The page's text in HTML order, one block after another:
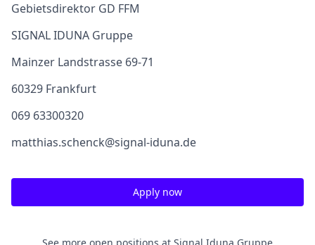
Gebietsdirektor GD FFM
SIGNAL IDUNA Gruppe
Mainzer Landstrasse 69-71
60329 Frankfurt
069 63300320
matthias.schenck@signal-iduna.de
Apply now